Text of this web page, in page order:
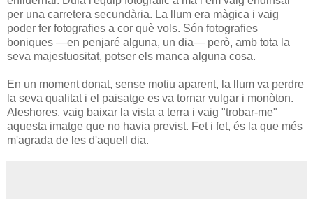
per una carretera secundària. La llum era màgica i vaig
poder fer fotografies a cor què vols. Són fotografies
boniques —en penjaré alguna, un dia— però, amb tota la
seva majestuositat, potser els manca alguna cosa.
En un moment donat, sense motiu aparent, la llum va perdre
la seva qualitat i el paisatge es va tornar vulgar i monòton.
Aleshores, vaig baixar la vista a terra i vaig "trobar-me"
aquesta imatge que no havia previst. Fet i fet, és la que més
m'agrada de les d'aquell dia.